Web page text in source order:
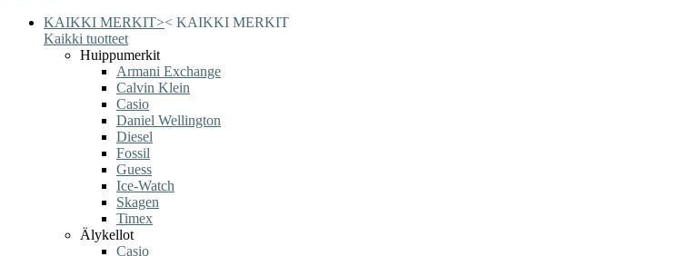
KAIKKI MERKIT>< KAIKKI MERKIT
Kaikki tuotteet
Huippumerkit
Armani Exchange
Calvin Klein
Casio
Daniel Wellington
Diesel
Fossil
Guess
Ice-Watch
Skagen
Timex
Älykellot
Casio